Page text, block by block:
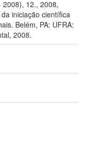
2008), 12., 2008,
iniciação científica
Belém, PA: UFRA:
2008.